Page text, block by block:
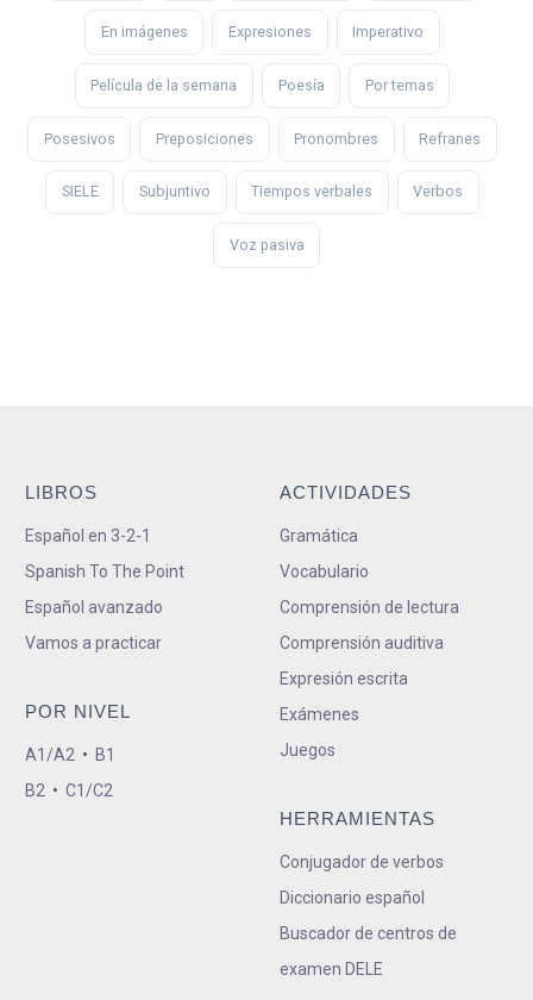
En imágenes Expresiones Imperativo
Película de la semana Poesía Por temas
Posesivos Preposiciones Pronombres Refranes
SIELE Subjuntivo Tiempos verbales Verbos
Voz pasiva
LIBROS
Español en 3-2-1
Spanish To The Point
Español avanzado
Vamos a practicar
POR NIVEL
A1/A2 • B1
B2 • C1/C2
ACTIVIDADES
Gramática
Vocabulario
Comprensión de lectura
Comprensión auditiva
Expresión escrita
Exámenes
Juegos
HERRAMIENTAS
Conjugador de verbos
Diccionario español
Buscador de centros de
examen DELE